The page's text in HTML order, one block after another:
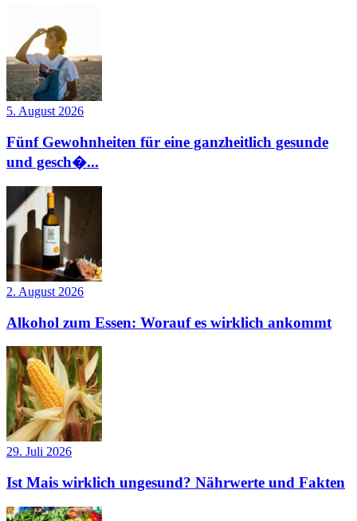
5. August 2026
Fünf Gewohnheiten für eine ganzheitlich gesunde
und gesch�...
2. August 2026
Alkohol zum Essen: Worauf es wirklich ankommt
29. Juli 2026
Ist Mais wirklich ungesund? Nährwerte und Fakten